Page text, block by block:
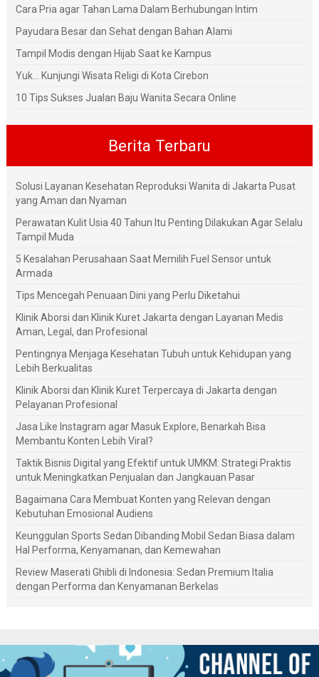
Cara Pria agar Tahan Lama Dalam Berhubungan Intim
Payudara Besar dan Sehat dengan Bahan Alami
Tampil Modis dengan Hijab Saat ke Kampus
Yuk... Kunjungi Wisata Religi di Kota Cirebon
10 Tips Sukses Jualan Baju Wanita Secara Online
Berita Terbaru
Solusi Layanan Kesehatan Reproduksi Wanita di Jakarta Pusat
yang Aman dan Nyaman
Perawatan Kulit Usia 40 Tahun Itu Penting Dilakukan Agar Selalu
Tampil Muda
5 Kesalahan Perusahaan Saat Memilih Fuel Sensor untuk
Armada
Tips Mencegah Penuaan Dini yang Perlu Diketahui
Klinik Aborsi dan Klinik Kuret Jakarta dengan Layanan Medis
Aman, Legal, dan Profesional
Pentingnya Menjaga Kesehatan Tubuh untuk Kehidupan yang
Lebih Berkualitas
Klinik Aborsi dan Klinik Kuret Terpercaya di Jakarta dengan
Pelayanan Profesional
Jasa Like Instagram agar Masuk Explore, Benarkah Bisa
Membantu Konten Lebih Viral?
Taktik Bisnis Digital yang Efektif untuk UMKM: Strategi Praktis
untuk Meningkatkan Penjualan dan Jangkauan Pasar
Bagaimana Cara Membuat Konten yang Relevan dengan
Kebutuhan Emosional Audiens
Keunggulan Sports Sedan Dibanding Mobil Sedan Biasa dalam
Hal Performa, Kenyamanan, dan Kemewahan
Review Maserati Ghibli di Indonesia: Sedan Premium Italia
dengan Performa dan Kenyamanan Berkelas